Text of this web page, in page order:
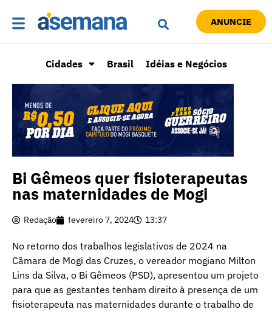
ANUNCIE
Cidades Brasil Idéias e Negócios
Bi Gêmeos quer fisioterapeutas
nas maternidades de Mogi
Redação fevereiro 7, 2024 13:37
No retorno dos trabalhos legislativos de 2024 na
Câmara de Mogi das Cruzes, o vereador mogiano Milton
Lins da Silva, o Bi Gêmeos (PSD), apresentou um projeto
para que as gestantes tenham direito à presença de um
fisioterapeuta nas maternidades durante o trabalho de